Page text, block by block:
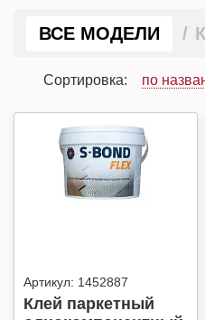
ВСЕ МОДЕЛИ
Сортировка: по
Артикул: 1452887
Клей паркетный